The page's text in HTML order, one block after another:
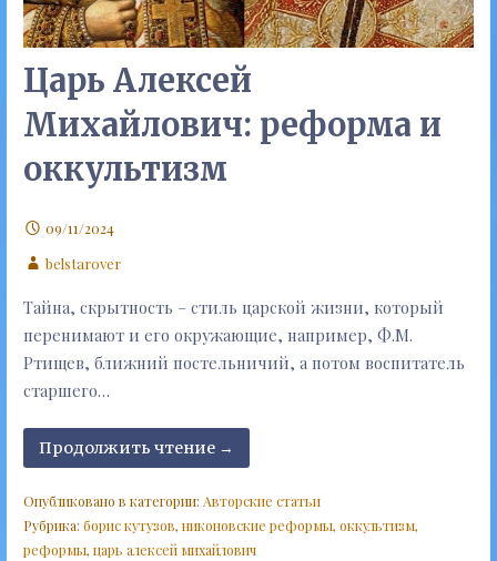
Царь Алексей
Михайлович: реформа и
оккультизм
09/11/2024
belstarover
Тайна, скрытность – стиль царской жизни, который
перенимают и его окружающие, например, Ф.М.
Ртищев, ближний постельничий, а потом воспитатель
старшего…
Продолжить чтение →
Опубликовано в категории: Авторские статьи
Рубрика: борис кутузов, никоновские реформы, оккультизм,
реформы, царь алексей михайлович